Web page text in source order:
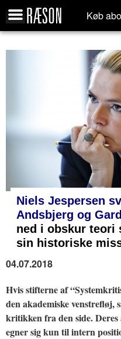
Køb
Niels Jespersen
Andsbjerg og
ned i obskur teori
sin historiske
04.07.2018
Hvis stifterne af
den akademiske venstrefløj,
kritikken fra den side. Deres
egner sig kun til intern